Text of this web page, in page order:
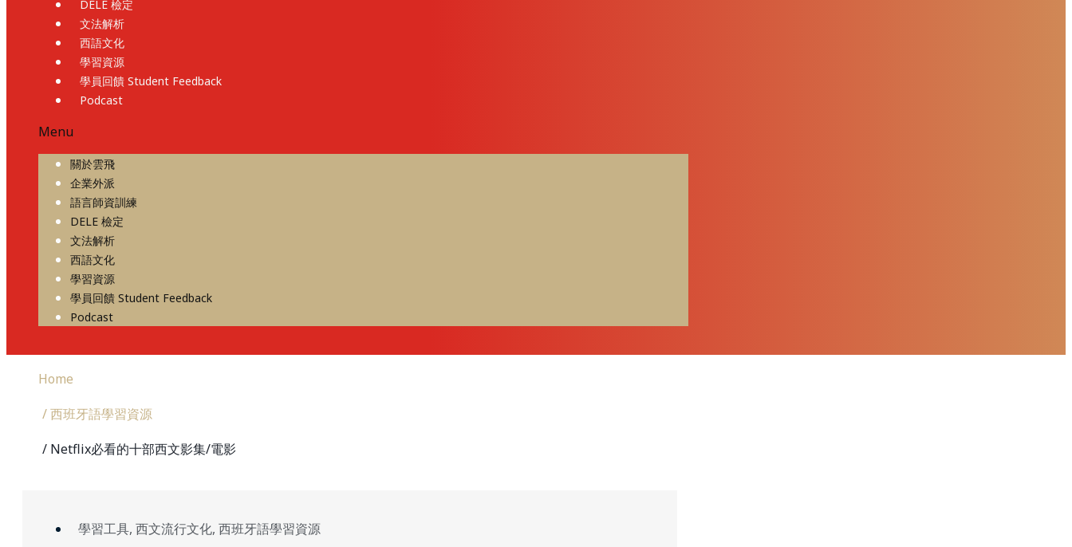
DELE 檢定
文法解析
西語文化
學習資源
學員回饋 Student Feedback
Podcast
Menu
關於雲飛
企業外派
語言師資訓練
DELE 檢定
文法解析
西語文化
學習資源
學員回饋 Student Feedback
Podcast
Home
/ 西班牙語學習資源
/ Netflix必看的十部西文影集/電影
學習工具, 西文流行文化, 西班牙語學習資源